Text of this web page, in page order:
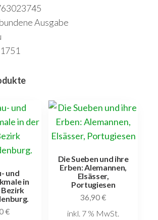
Ausgabe
und
in
Bezirk
€
Die Sueben und ihre
Erben: Alemannen,
Elsässer,
Portugiesen
36,90€
inkl. 7 % MwSt.